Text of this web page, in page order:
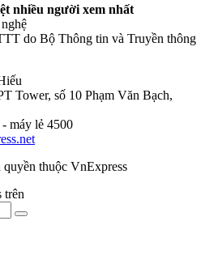
nhiều người xem nhất
do Bộ Thông tin và Truyền thông
Tower, số 10 Phạm Văn Bạch,
- máy lẻ 4500
thuộc VnExpress
trên